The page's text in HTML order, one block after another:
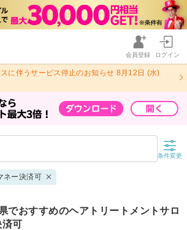
会員登録 ログイン
に伴うサービス停止のお知らせ 8月12日 (水)
条件変更
ネー決済可
でおすすめのヘアトリートメントサロ
済可